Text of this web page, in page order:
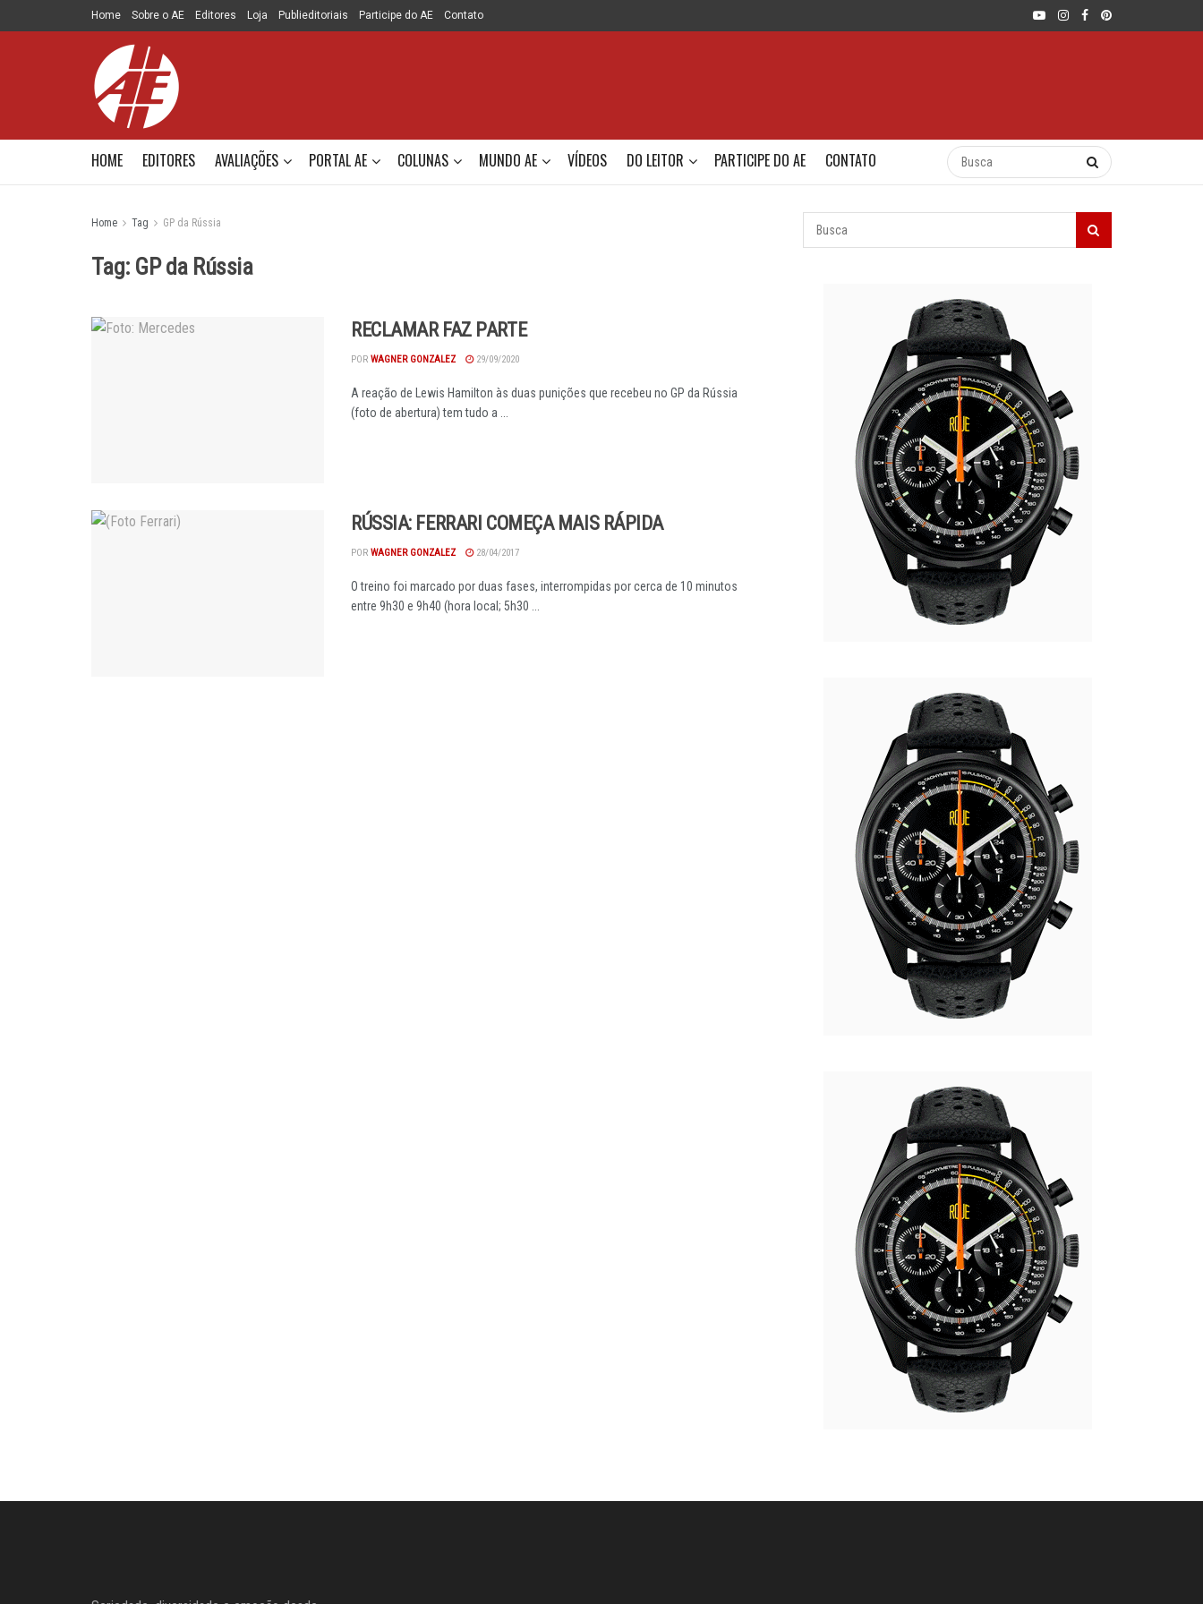
Home Sobre o AE Editores Loja Publieditoriais Participe do AE Contato
HOME EDITORES AVALIAÇÕES PORTAL AE COLUNAS MUNDO AE VÍDEOS DO LEITOR PARTICIPE DO AE CONTATO
Home Tag GP da Rússia
Tag: GP da Rússia
RECLAMAR FAZ PARTE
POR WAGNER GONZALEZ 29/09/2020
A reação de Lewis Hamilton às duas punições que recebeu no GP da Rússia
(foto de abertura) tem tudo a ...
RÚSSIA: FERRARI COMEÇA MAIS RÁPIDA
POR WAGNER GONZALEZ 28/04/2017
O treino foi marcado por duas fases, interrompidas por cerca de 10 minutos
entre 9h30 e 9h40 (hora local; 5h30 ...